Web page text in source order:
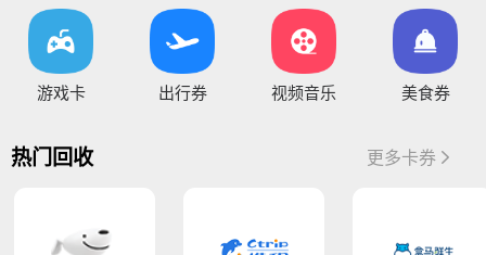
将于15:30维护，恢复待通知
您好，目前银行卡提现暂时维护，恢复待通知，给您
游戏卡 出行券 视频音乐 美食券
热门回收 更多卡券